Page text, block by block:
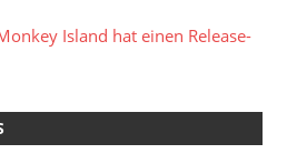
Island hat einen Release-